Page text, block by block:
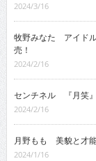
2024/3/16
牧野みなた アイド
売！
2024/2/16
センチネル 『月笑
2024/2/16
月野もも 美貌と才能
2024/1/16